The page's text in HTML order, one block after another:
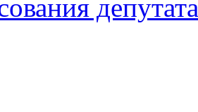
депутата